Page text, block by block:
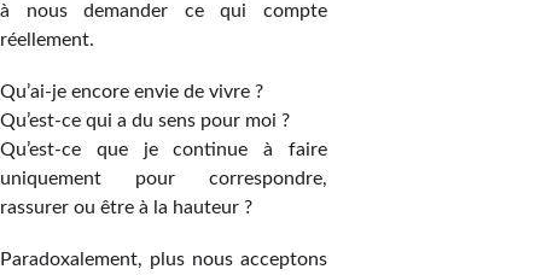
à nous demander ce qui compte
réellement.
Qu’ai-je encore envie de vivre ?
Qu’est-ce qui a du sens pour moi ?
Qu’est-ce que je continue à faire
uniquement pour correspondre,
rassurer ou être à la hauteur ?
Paradoxalement, plus nous acceptons